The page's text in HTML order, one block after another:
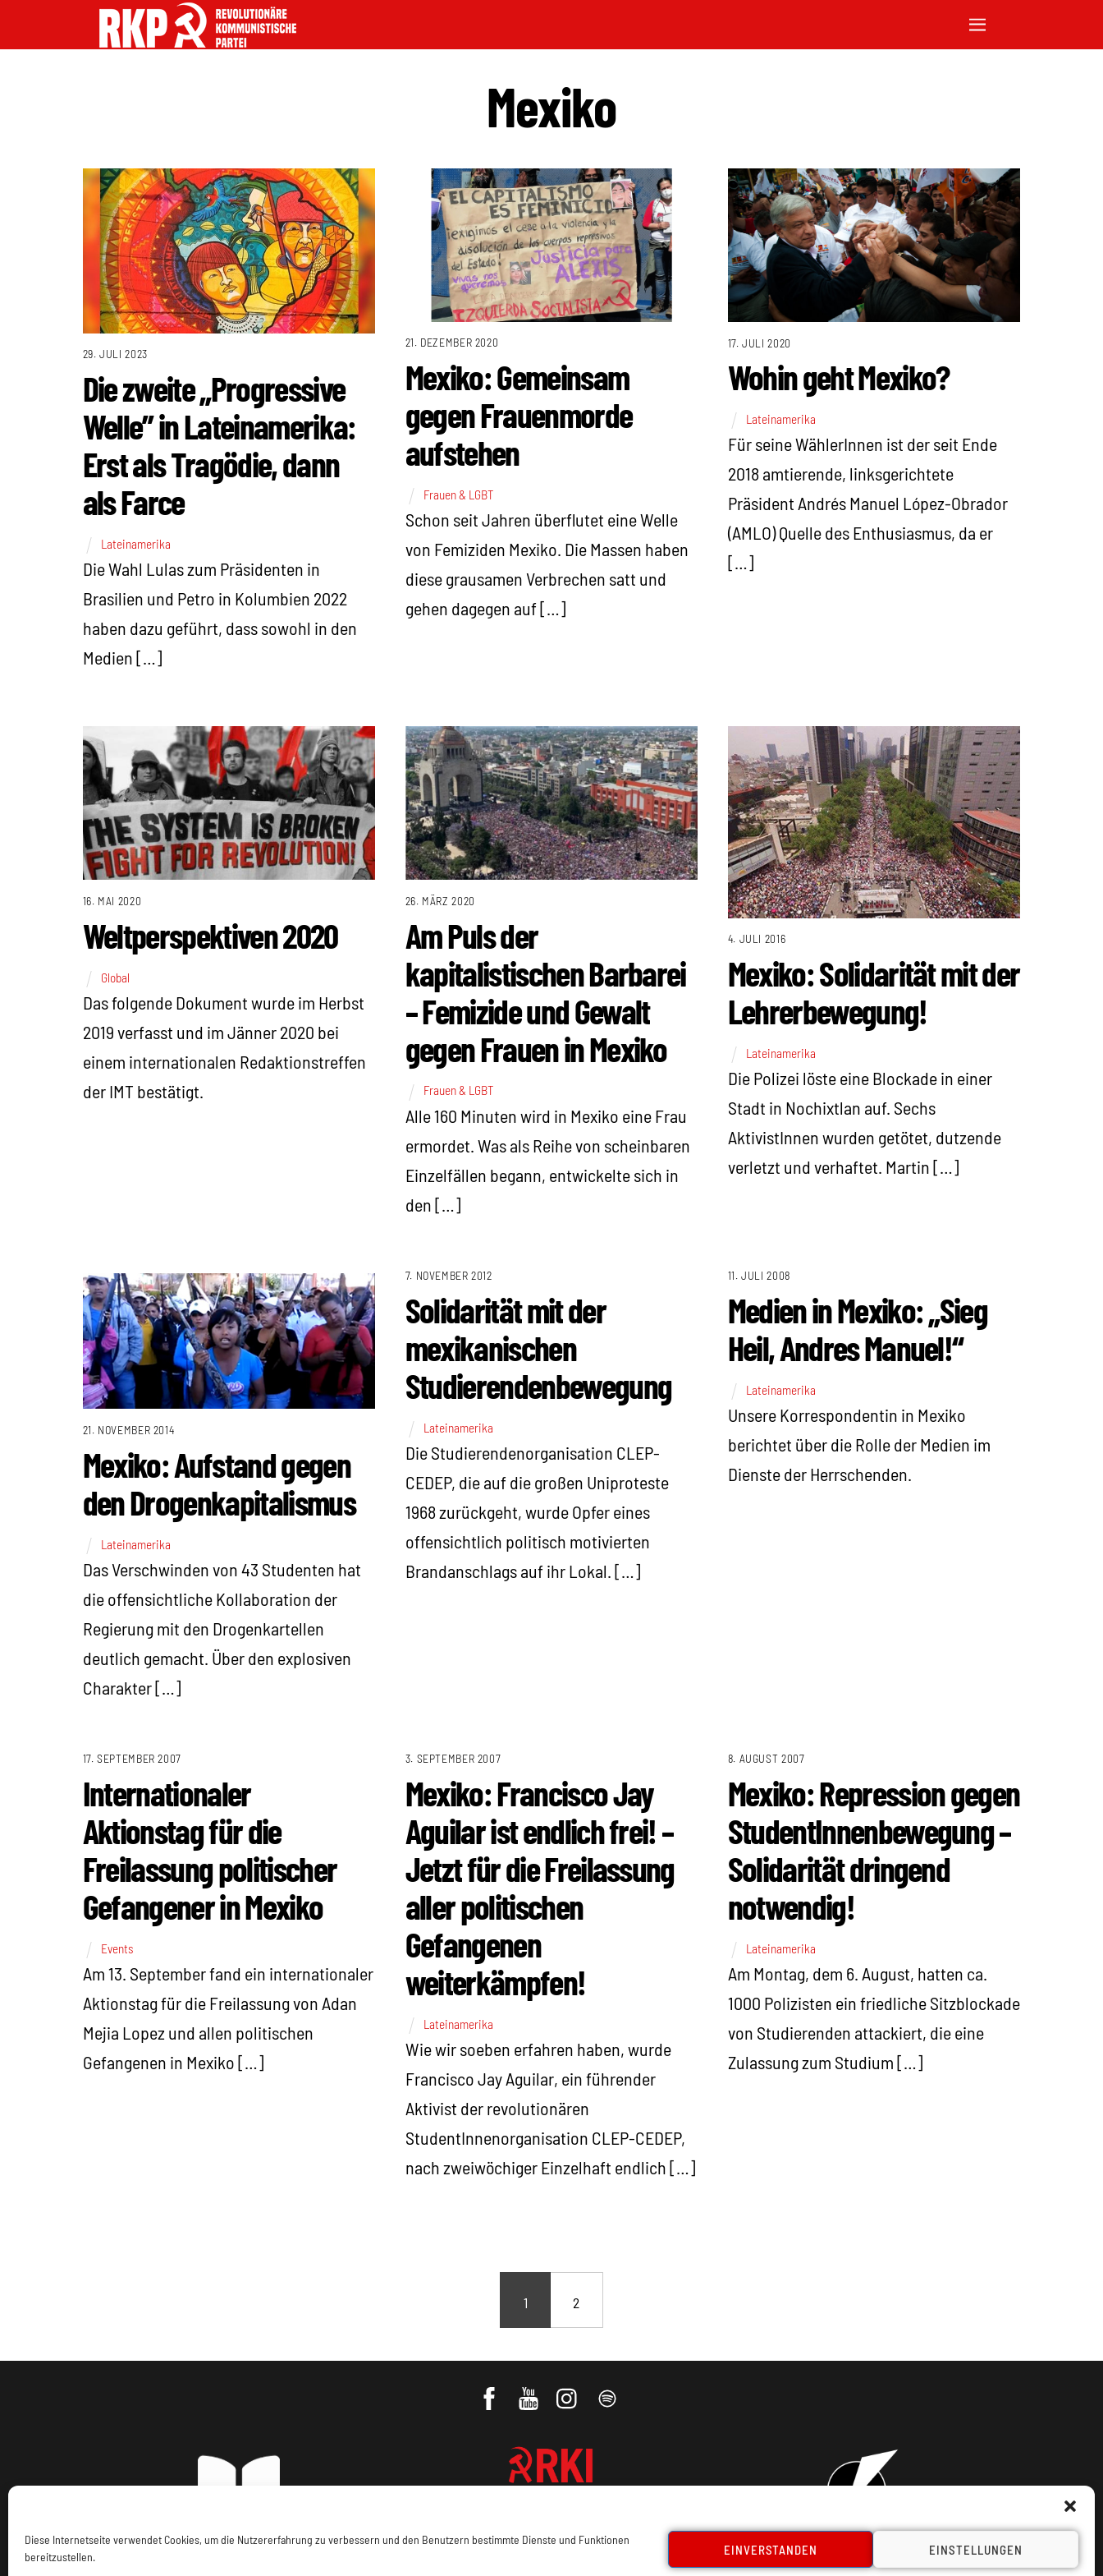
Diese Internetseite verwendet Cookies, um die Nutzererfahrung zu verbessern und den Benutzern bestimmte Dienste und Funktionen
bereitzustellen.
EINVERSTANDEN EINSTELLUNGEN
Mexiko
29. JULI 2023
Die zweite „Progressive
Welle” in Lateinamerika:
Erst als Tragödie, dann
als Farce
Lateinamerika
Die Wahl Lulas zum Präsidenten in
Brasilien und Petro in Kolumbien 2022
haben dazu geführt, dass sowohl in den
Medien […]
21. DEZEMBER 2020
Mexiko: Gemeinsam
gegen Frauenmorde
aufstehen
Frauen & LGBT
Schon seit Jahren überflutet eine Welle
von Femiziden Mexiko. Die Massen haben
diese grausamen Verbrechen satt und
gehen dagegen auf […]
17. JULI 2020
Wohin geht Mexiko?
Lateinamerika
Für seine WählerInnen ist der seit Ende
2018 amtierende, linksgerichtete
Präsident Andrés Manuel López-Obrador
(AMLO) Quelle des Enthusiasmus, da er
[…]
16. MAI 2020
Weltperspektiven 2020
Global
Das folgende Dokument wurde im Herbst
2019 verfasst und im Jänner 2020 bei
einem internationalen Redaktionstreffen
der IMT bestätigt.
26. MÄRZ 2020
Am Puls der
kapitalistischen Barbarei
– Femizide und Gewalt
gegen Frauen in Mexiko
Frauen & LGBT
Alle 160 Minuten wird in Mexiko eine Frau
ermordet. Was als Reihe von scheinbaren
Einzelfällen begann, entwickelte sich in
den […]
4. JULI 2016
Mexiko: Solidarität mit der
Lehrerbewegung!
Lateinamerika
Die Polizei löste eine Blockade in einer
Stadt in Nochixtlan auf. Sechs
AktivistInnen wurden getötet, dutzende
verletzt und verhaftet. Martin […]
21. NOVEMBER 2014
Mexiko: Aufstand gegen
den Drogenkapitalismus
Lateinamerika
Das Verschwinden von 43 Studenten hat
die offensichtliche Kollaboration der
Regierung mit den Drogenkartellen
deutlich gemacht. Über den explosiven
Charakter […]
7. NOVEMBER 2012
Solidarität mit der
mexikanischen
Studierendenbewegung
Lateinamerika
Die Studierendenorganisation CLEP-
CEDEP, die auf die großen Uniproteste
1968 zurückgeht, wurde Opfer eines
offensichtlich politisch motivierten
Brandanschlags auf ihr Lokal. […]
11. JULI 2008
Medien in Mexiko: „Sieg
Heil, Andres Manuel!“
Lateinamerika
Unsere Korrespondentin in Mexiko
berichtet über die Rolle der Medien im
Dienste der Herrschenden.
17. SEPTEMBER 2007
Internationaler
Aktionstag für die
Freilassung politischer
Gefangener in Mexiko
Events
Am 13. September fand ein internationaler
Aktionstag für die Freilassung von Adan
Mejia Lopez und allen politischen
Gefangenen in Mexiko […]
3. SEPTEMBER 2007
Mexiko: Francisco Jay
Aguilar ist endlich frei! –
Jetzt für die Freilassung
aller politischen
Gefangenen
weiterkämpfen!
Lateinamerika
Wie wir soeben erfahren haben, wurde
Francisco Jay Aguilar, ein führender
Aktivist der revolutionären
StudentInnenorganisation CLEP-CEDEP,
nach zweiwöchiger Einzelhaft endlich […]
8. AUGUST 2007
Mexiko: Repression gegen
StudentInnenbewegung –
Solidarität dringend
notwendig!
Lateinamerika
Am Montag, dem 6. August, hatten ca.
1000 Polizisten ein friedliche Sitzblockade
von Studierenden attackiert, die eine
Zulassung zum Studium […]
1 2
Datenschutz Kontakt